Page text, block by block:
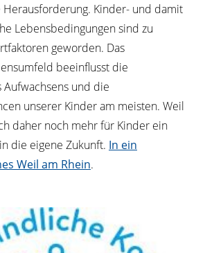
Kinder- und damit
Lebensbedingungen sind zu
geworden. Das
beeinflusst die
und die
unserer Kinder am meisten. Weil
daher noch mehr für Kinder ein
die eigene Zukunft. In ein
Weil am Rhein.